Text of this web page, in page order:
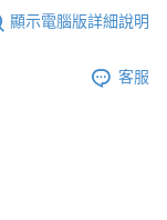
顯示電腦版詳細說明
客服